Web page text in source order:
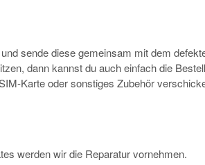
sende diese gemeinsam mit dem
dann kannst du auch einfach die
Karte oder sonstiges Zubehör
werden wir die Reparatur vornehmen.